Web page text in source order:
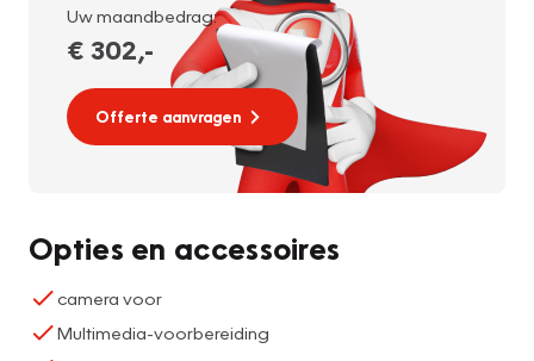
Uw maandbedrag:
€ 302,-
Offerte aanvragen
Opties en accessoires
camera voor
Multimedia-voorbereiding